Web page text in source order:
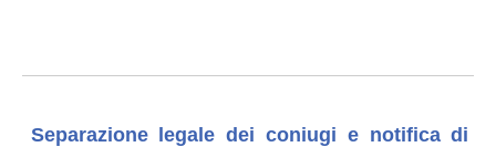
Separazione legale dei coniugi e notifica di